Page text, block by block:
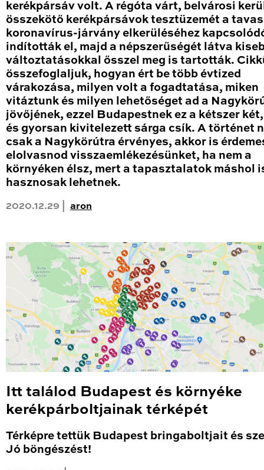
kerékpársáv volt. A régóta várt, belvárosi
összekötő kerékpársávok tesztüzemét a
koronavírus-járvány elkerüléséhez
indították el, majd a népszerűségét látva
változtatásokkal ősszel meg is tartották.
összefoglaljuk, hogyan ért be több évtized
várakozása, milyen volt a fogadtatása, miken
vitáztunk és milyen lehetőséget ad a
jövőjének, ezzel Budapestnek ez a kétszer
és gyorsan kivitelezett sárga csík. A történet
csak a Nagykörútra érvényes, akkor is
elolvasnod visszaemlékezésünket, ha nem a
környéken élsz, mert a tapasztalatok máshol
hasznosak lehetnek.
2020.12.29 | aron
Itt találod Budapest és környéke
kerékpárboltjainak térképét
Térképre tettük Budapest bringaboltjait és
Jó böngészést!